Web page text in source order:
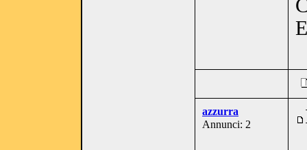
azzurra
Annunci: 2